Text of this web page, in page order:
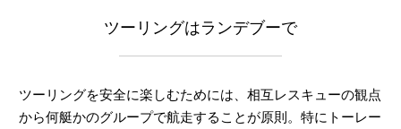
ツーリングはランデブーで
ツーリングを安全に楽しむためには、相互レスキューの観点
から何艇かのグループで航走することが原則。特にトーレー